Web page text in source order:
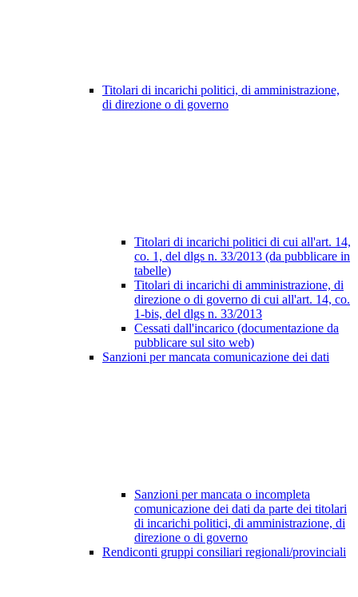
Titolari di incarichi politici, di amministrazione,
di direzione o di governo
Titolari di incarichi politici di cui all'art. 14,
co. 1, del dlgs n. 33/2013 (da pubblicare in
tabelle)
Titolari di incarichi di amministrazione, di
direzione o di governo di cui all'art. 14, co.
1-bis, del dlgs n. 33/2013
Cessati dall'incarico (documentazione da
pubblicare sul sito web)
Sanzioni per mancata comunicazione dei dati
Sanzioni per mancata o incompleta
comunicazione dei dati da parte dei titolari
di incarichi politici, di amministrazione, di
direzione o di governo
Rendiconti gruppi consiliari regionali/provinciali